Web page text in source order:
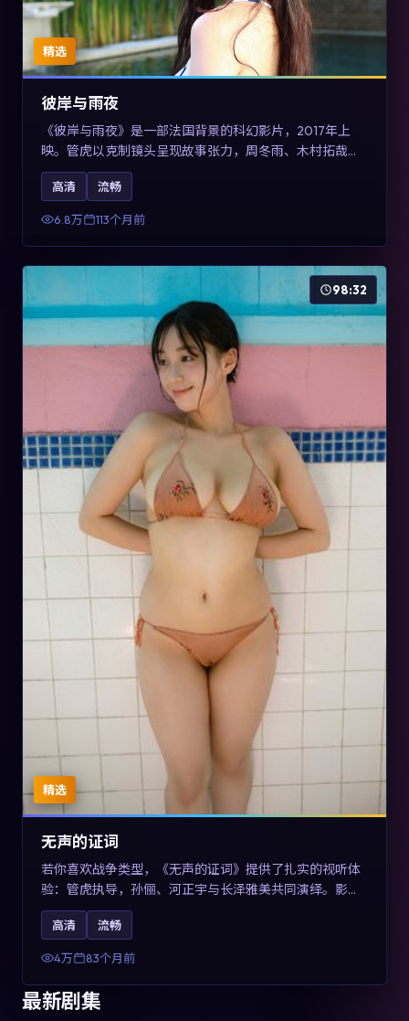
精选
彼岸与雨夜
《彼岸与雨夜》是一部法国背景的科幻影片，2017年上
映。管虎以克制镜头呈现故事张力，周冬雨、木村拓哉与
张震的对手戏可圈可点。剧情层面在真实历史背景下虚构
一段跨国追寻之旅，对关注导演风格与演员阵容的观众具
有检索与收藏价值。
高清 流畅
6.8万 113个月前
精选
98:32
无声的证词
若你喜欢战争类型，《无声的证词》提供了扎实的视听体
验：管虎执导，孙俪、河正宇与长泽雅美共同演绎。影片
2019年于澳大利亚上映，内容在罪案类型框架内探讨制度
与个体关系，关键词包含高清流畅、人物关系与情节反
转，适合检索「2019战争」「澳大利亚电影」的用户。
高清 流畅
4万 83个月前
最新剧集